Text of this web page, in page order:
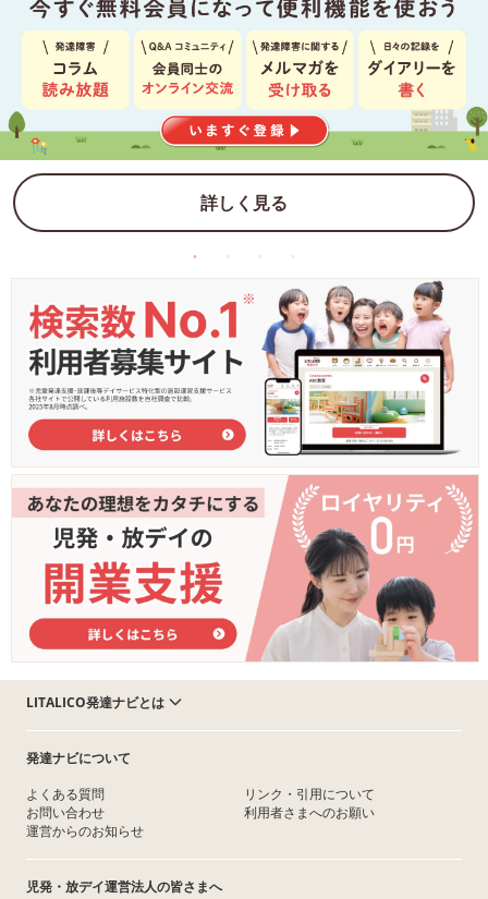
詳しく見る
LITALICO発達ナビとは
発達ナビについて
よくある質問
お問い合わせ
運営からのお知らせ
リンク・引用について
利用者さまへのお願い
児発・放デイ運営法人の皆さまへ